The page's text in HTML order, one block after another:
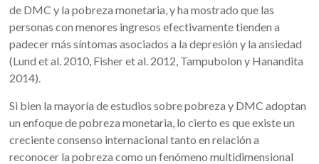
de DMC y la pobreza monetaria, y ha mostrado que las
personas con menores ingresos efectivamente tienden a
padecer más síntomas asociados a la depresión y la ansiedad
(Lund et al. 2010, Fisher et al. 2012, Tampubolon y Hanandita
2014).
Si bien la mayoría de estudios sobre pobreza y DMC adoptan
un enfoque de pobreza monetaria, lo cierto es que existe un
creciente consenso internacional tanto en relación a
reconocer la pobreza como un fenómeno multidimensional